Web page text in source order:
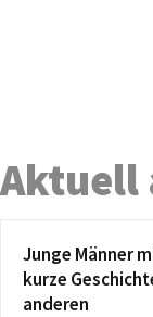
Aktuell
Junge Männer
kurze
anderen